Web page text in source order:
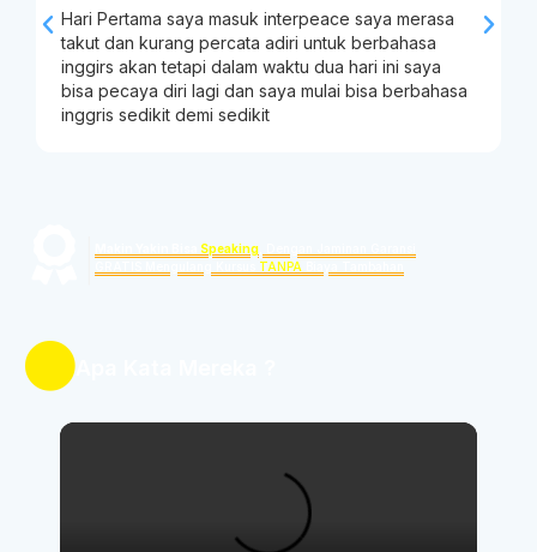
Hari Pertama saya masuk interpeace saya merasa
takut dan kurang percata adiri untuk berbahasa
inggirs akan tetapi dalam waktu dua hari ini saya
bisa pecaya diri lagi dan saya mulai bisa berbahasa
inggris sedikit demi sedikit
Speaking
TANPA